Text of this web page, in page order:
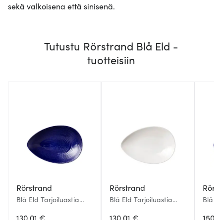
sekä valkoisena että sinisenä.
Tutustu Rörstrand Blå Eld -
tuotteisiin
Rörstrand
Blå Eld Tarjoiluastia
130.01 €
Rörstrand
Blå Eld Tarjoiluastia
130.01 €
Blå